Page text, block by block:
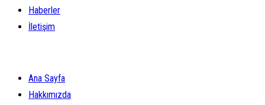
Haberler
İletişim
Ana Sayfa
Hakkımızda